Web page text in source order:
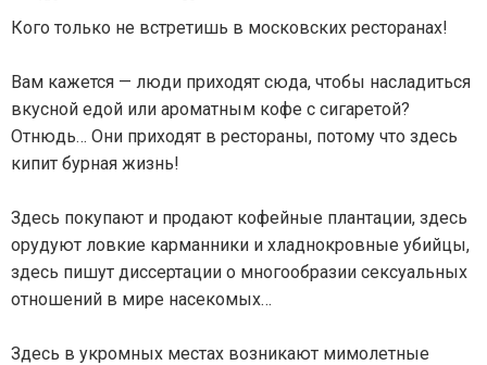
Кого только не встретишь в московских ресторанах!
Вам кажется — люди приходят сюда, чтобы насладиться
вкусной едой или ароматным кофе с сигаретой?
Отнюдь… Они приходят в рестораны, потому что здесь
кипит бурная жизнь!
Здесь покупают и продают кофейные плантации, здесь
орудуют ловкие карманники и хладнокровные убийцы,
здесь пишут диссертации о многообразии сексуальных
отношений в мире насекомых…
Здесь в укромных местах возникают мимолетные